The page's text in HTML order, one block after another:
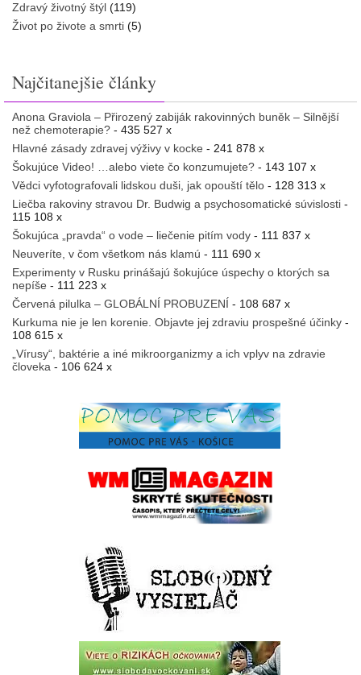
Zdravý životný štýl (119)
Život po živote a smrti (5)
Najčitanejšie články
Anona Graviola – Přirozený zabiják rakovinných buněk – Silnější
než chemoterapie? - 435 527 x
Hlavné zásady zdravej výživy v kocke - 241 878 x
Šokujúce Video! …alebo viete čo konzumujete? - 143 107 x
Vědci vyfotografovali lidskou duši, jak opouští tělo - 128 313 x
Liečba rakoviny stravou Dr. Budwig a psychosomatické súvislosti -
115 108 x
Šokujúca „pravda“ o vode – liečenie pitím vody - 111 837 x
Neuveríte, v čom všetkom nás klamú - 111 690 x
Experimenty v Rusku prinášajú šokujúce úspechy o ktorých sa
nepíše - 111 223 x
Červená pilulka – GLOBÁLNÍ PROBUZENÍ - 108 687 x
Kurkuma nie je len korenie. Objavte jej zdraviu prospešné účinky -
108 615 x
„Vírusy“, baktérie a iné mikroorganizmy a ich vplyv na zdravie
človeka - 106 624 x